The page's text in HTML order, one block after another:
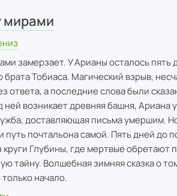
мирами
замерзает. У Арианы осталось пять
Тобиаса. Магический взрыв,
ответа, а последние слова были
возникает древняя башня, Ариана
доставляющая письма умершим.
путь почтальона самой. Пять дней до
Глубины, где мертвые обретают
тайну. Волшебная зимняя сказка о
начало.